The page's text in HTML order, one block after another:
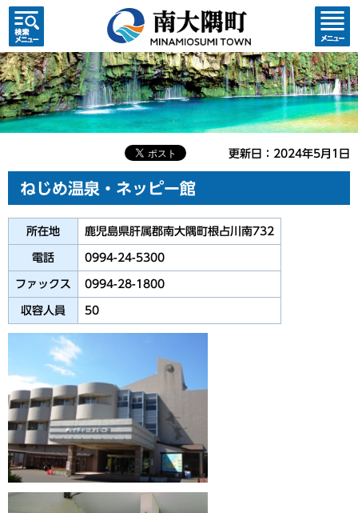
検索・
共通メ
ニュー
コンテ
ンツメ
ニュー
更新日：2024年5月1日
ねじめ温泉・ネッピー館
所在地 鹿児島県肝属郡南大隅町根占川南732
電話 0994-24-5300
ファックス 0994-28-1800
収容人員 50